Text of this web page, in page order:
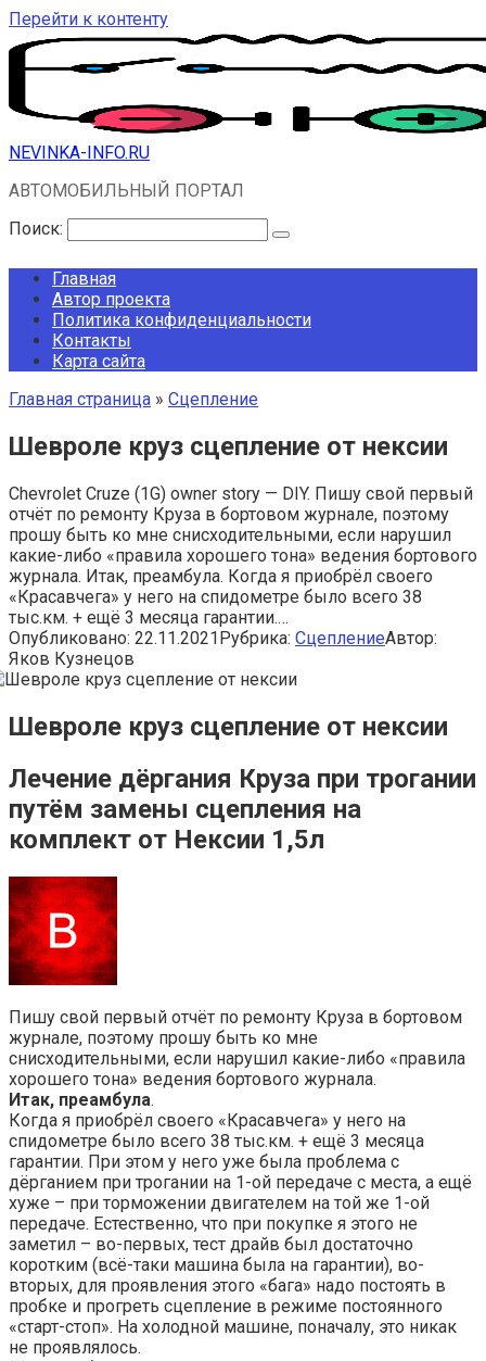
Перейти к контенту
NEVINKA-INFO.RU
АВТОМОБИЛЬНЫЙ ПОРТАЛ
Поиск:
Главная
Автор проекта
Политика конфиденциальности
Контакты
Карта сайта
Главная страница » Сцепление
Шевроле круз сцепление от нексии
Chevrolet Cruze (1G) owner story — DIY. Пишу свой первый
отчёт по ремонту Круза в бортовом журнале, поэтому
прошу быть ко мне снисходительными, если нарушил
какие-либо «правила хорошего тона» ведения бортового
журнала. Итак, преамбула. Когда я приобрёл своего
«Красавчега» у него на спидометре было всего 38
тыс.км. + ещё 3 месяца гарантии.…
Опубликовано: 22.11.2021Рубрика: СцеплениеАвтор:
Яков Кузнецов
Шевроле круз сцепление от нексии
Лечение дёргания Круза при трогании
путём замены сцепления на
комплект от Нексии 1,5л
Пишу свой первый отчёт по ремонту Круза в бортовом
журнале, поэтому прошу быть ко мне
снисходительными, если нарушил какие-либо «правила
хорошего тона» ведения бортового журнала.
Итак, преамбула.
Когда я приобрёл своего «Красавчега» у него на
спидометре было всего 38 тыс.км. + ещё 3 месяца
гарантии. При этом у него уже была проблема с
дёрганием при трогании на 1-ой передаче с места, а ещё
хуже – при торможении двигателем на той же 1-ой
передаче. Естественно, что при покупке я этого не
заметил – во-первых, тест драйв был достаточно
коротким (всё-таки машина была на гарантии), во-
вторых, для проявления этого «бага» надо постоять в
пробке и прогреть сцепление в режиме постоянного
«старт-стоп». На холодной машине, поначалу, это никак
не проявлялось.